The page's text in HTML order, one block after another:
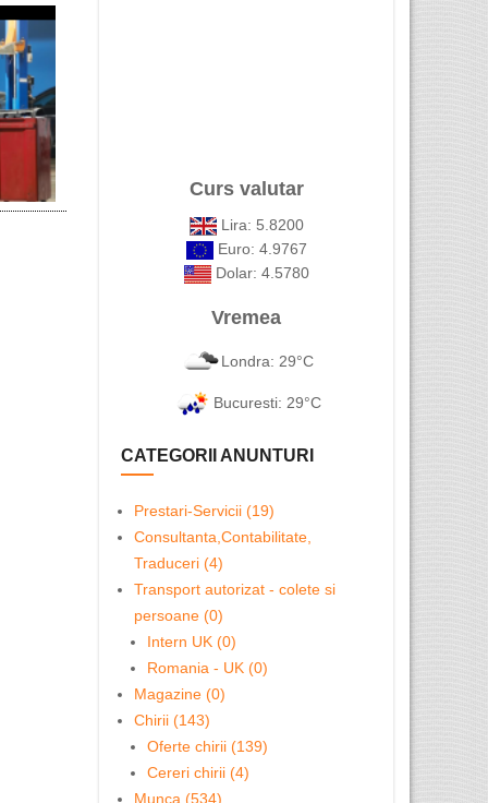
Curs valutar
Lira: 5.8200
Euro: 4.9767
Dolar: 4.5780
Vremea
Londra: 29°C
Bucuresti: 29°C
CATEGORII ANUNTURI
Prestari-Servicii (19)
Consultanta,Contabilitate,
Traduceri (4)
Transport autorizat - colete si
persoane (0)
Intern UK (0)
Romania - UK (0)
Magazine (0)
Chirii (143)
Oferte chirii (139)
Cereri chirii (4)
Munca (534)